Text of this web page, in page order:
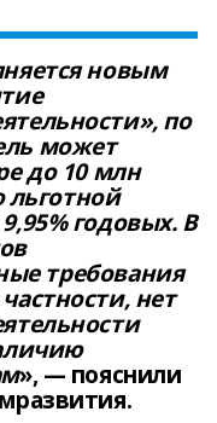
новым
по
может
до 10 млн
льготной
годовых. В
требования
нет
», — пояснили